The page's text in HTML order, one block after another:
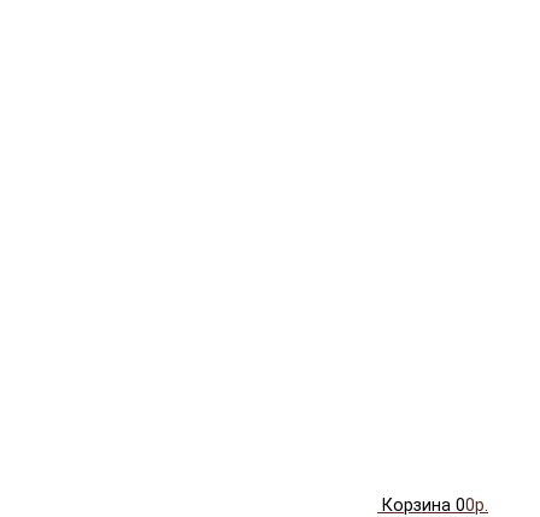
Корзина 00р.